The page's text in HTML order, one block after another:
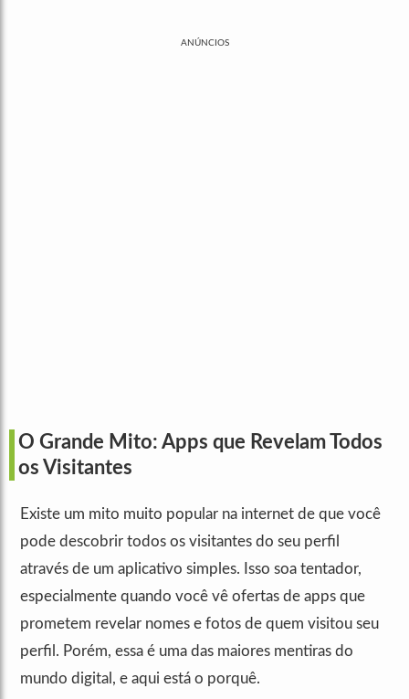
ANÚNCIOS
O Grande Mito: Apps que Revelam Todos
os Visitantes
Existe um mito muito popular na internet de que você
pode descobrir todos os visitantes do seu perfil
através de um aplicativo simples. Isso soa tentador,
especialmente quando você vê ofertas de apps que
prometem revelar nomes e fotos de quem visitou seu
perfil. Porém, essa é uma das maiores mentiras do
mundo digital, e aqui está o porquê.